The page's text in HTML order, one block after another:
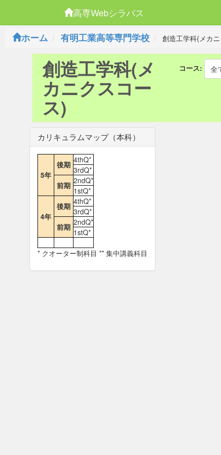
高専Webシラバス
ホーム
有明工業高等専門学校 創造工学科(メカ
創造工学科(メ
カニクスコー
ス)
コース: 全
カリキュラムマップ（本科）
5年
後期 4thQ*
3rdQ*
前期 2ndQ*
1stQ*
4年
後期 4thQ*
3rdQ*
前期 2ndQ*
1stQ*
* クオーター制科目 ** 集中講義科目